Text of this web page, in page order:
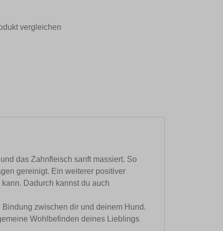
vergleichen
das Zahnfleisch sanft massiert. So
gereinigt. Ein weiterer positiver
Dadurch kannst du auch
zwischen dir und deinem Hund.
Wohlbefinden deines Lieblings